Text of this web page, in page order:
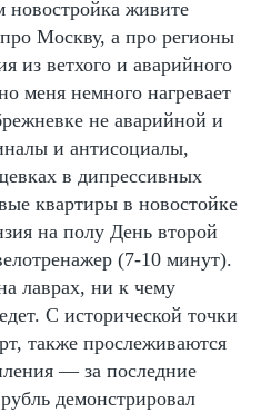
новостройка живите
Москву, а про регионы
из ветхого и аварийного
меня немного нагревает
не аварийной и
и антисоциалы,
в дипрессивных
квартиры в новостойке
на полу День второй
(7-10 минут).
лаврах, ни к чему
С исторической точки
также прослеживаются
— за последние
демонстрировал